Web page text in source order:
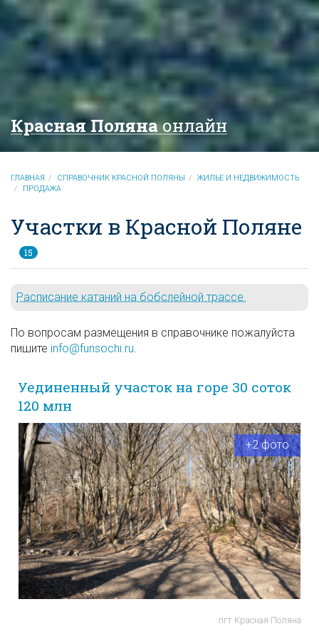
Красная Полянаонлайн
ГЛАВНАЯ СПРАВОЧНИК КРАСНОЙ ПОЛЯНЫ
ЖИЛЬЕ И НЕДВИЖИМОСТЬ
ПРОДАЖА
Участки в Красной Поляне
15
Расписание катаний на бобслейной трассе.
По вопросам размещения в справочнике пожалуйста
пишите info@funsochi.ru.
Уединенный участок на горе 30 соток
120 млн
+2 фото
пгт Красная Поляна